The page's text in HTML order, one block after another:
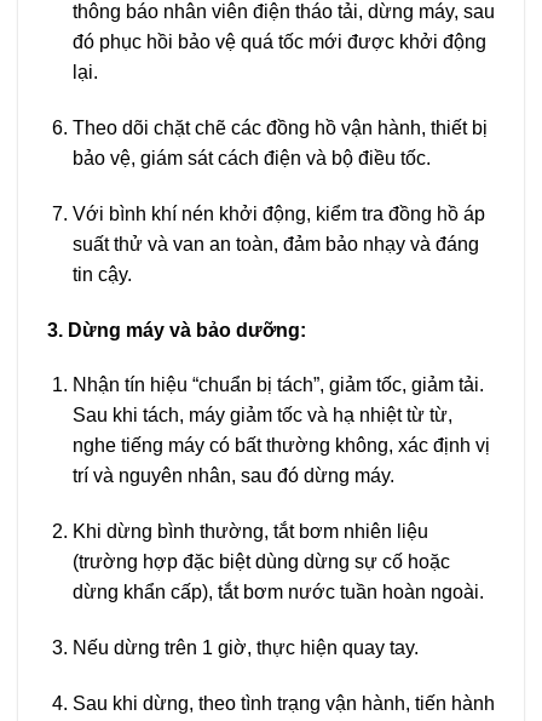
thông báo nhân viên điện tháo tải, dừng máy, sau
đó phục hồi bảo vệ quá tốc mới được khởi động
lại.
Theo dõi chặt chẽ các đồng hồ vận hành, thiết bị
bảo vệ, giám sát cách điện và bộ điều tốc.
Với bình khí nén khởi động, kiểm tra đồng hồ áp
suất thử và van an toàn, đảm bảo nhạy và đáng
tin cậy.
3. Dừng máy và bảo dưỡng:
Nhận tín hiệu “chuẩn bị tách”, giảm tốc, giảm tải.
Sau khi tách, máy giảm tốc và hạ nhiệt từ từ,
nghe tiếng máy có bất thường không, xác định vị
trí và nguyên nhân, sau đó dừng máy.
Khi dừng bình thường, tắt bơm nhiên liệu
(trường hợp đặc biệt dùng dừng sự cố hoặc
dừng khẩn cấp), tắt bơm nước tuần hoàn ngoài.
Nếu dừng trên 1 giờ, thực hiện quay tay.
Sau khi dừng, theo tình trạng vận hành, tiến hành